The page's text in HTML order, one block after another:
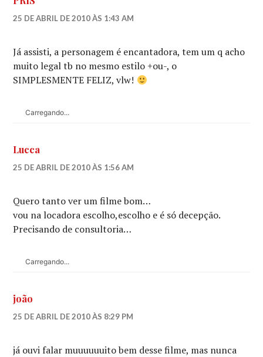
25 DE ABRIL DE 2010 ÀS 1:43 AM
Já assisti, a personagem é encantadora, tem um q acho
muito legal tb no mesmo estilo +ou-, o
SIMPLESMENTE FELIZ, vlw!
Carregando...
Lucca
25 DE ABRIL DE 2010 ÀS 1:56 AM
Quero tanto ver um filme bom…
vou na locadora escolho,escolho e é só decepção.
Precisando de consultoria…
Carregando...
joão
25 DE ABRIL DE 2010 ÀS 8:29 PM
já ouvi falar muuuuuuito bem desse filme, mas nunca